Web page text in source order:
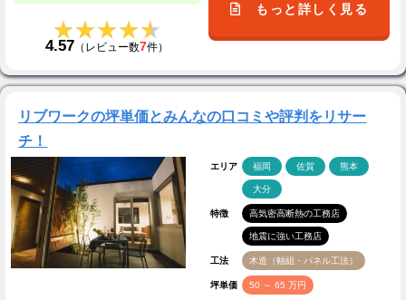
★★★★★
★★★★★
4.57 （レビュー数7件）
もっと詳しく見る
リブワークの坪単価とみんなの口コミや評判をリサー
チ！
エリア 福岡 佐賀 熊本
大分
特徴 高気密高断熱の工務店
地震に強い工務店
工法 木造（軸組・パネル工法）
坪単価 50 ～ 65 万円